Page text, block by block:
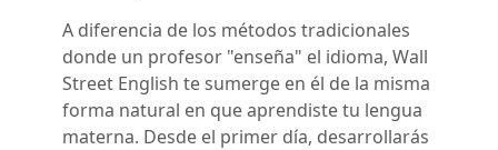
A diferencia de los métodos tradicionales
donde un profesor "enseña" el idioma, Wall
Street English te sumerge en él de la misma
forma natural en que aprendiste tu lengua
materna. Desde el primer día, desarrollarás